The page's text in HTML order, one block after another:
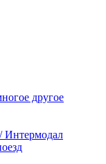
другое
Интермодал